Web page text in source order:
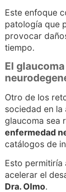
Este enfoque
patología que
provocar
tiempo.
El
Otro de los
sociedad en la
glaucoma sea
enfermedad
catálogos de
Esto permitiría
acelerar el
Dra. Olmo.